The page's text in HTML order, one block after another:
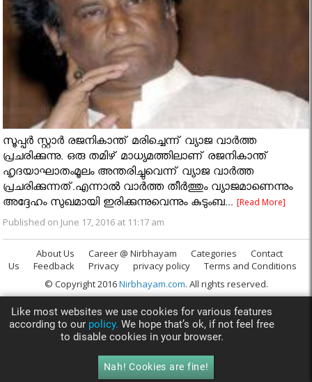
സൂപ്പര്‍ സ്റ്റാര്‍ രജനികാന്ത് മരിച്ചെന്ന് വ്യാജ വാര്‍ത്ത
പ്രചരിക്കുന്നു. ഒരു തമിഴ് മാധ്യമത്തിലാണ് രജനികാന്ത്
ഹൃദയാഘാതംമൂലം അന്തരിച്ചുവെന്ന് വ്യാജ വാര്‍ത്ത
പ്രചരിക്കുന്നത്.എന്നാൽ വാർത്ത തീർത്തും വ്യാജമാണെന്നും
അദ്ദേഹം സുഖമായി ഇരിക്കുന്നുവെന്നും കുടുംബ...[Read More]
Published on June 17, 2016 at 11:17 am
About Us Career @ Nirbhayam Categories
Contact
Us
Feedback Privacy privacy policy
Terms and Conditions
© Copyright 2016Nirbhayam.com. All rights reserved.
Like most websites we use cookies for various features
according to our policy. We hope that’s ok, if not feel free
to disable cookies in your browser.
Nah! Cookies are fine!